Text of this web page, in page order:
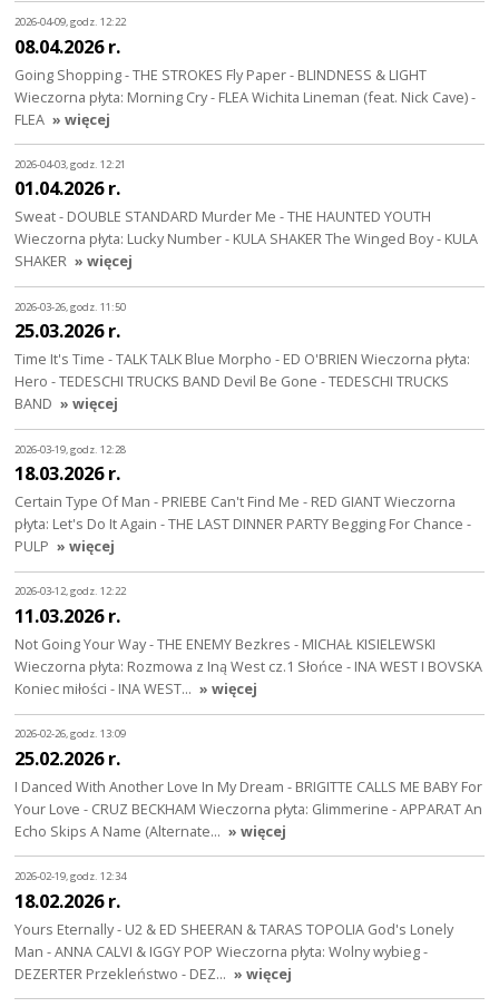
2026-04-09, godz. 12:22
08.04.2026 r.
Going Shopping - THE STROKES Fly Paper - BLINDNESS & LIGHT
Wieczorna płyta: Morning Cry - FLEA Wichita Lineman (feat. Nick Cave) -
FLEA » więcej
2026-04-03, godz. 12:21
01.04.2026 r.
Sweat - DOUBLE STANDARD Murder Me - THE HAUNTED YOUTH
Wieczorna płyta: Lucky Number - KULA SHAKER The Winged Boy - KULA
SHAKER » więcej
2026-03-26, godz. 11:50
25.03.2026 r.
Time It's Time - TALK TALK Blue Morpho - ED O'BRIEN Wieczorna płyta:
Hero - TEDESCHI TRUCKS BAND Devil Be Gone - TEDESCHI TRUCKS
BAND » więcej
2026-03-19, godz. 12:28
18.03.2026 r.
Certain Type Of Man - PRIEBE Can't Find Me - RED GIANT Wieczorna
płyta: Let's Do It Again - THE LAST DINNER PARTY Begging For Chance -
PULP » więcej
2026-03-12, godz. 12:22
11.03.2026 r.
Not Going Your Way - THE ENEMY Bezkres - MICHAŁ KISIELEWSKI
Wieczorna płyta: Rozmowa z Iną West cz.1 Słońce - INA WEST I BOVSKA
Koniec miłości - INA WEST… » więcej
2026-02-26, godz. 13:09
25.02.2026 r.
I Danced With Another Love In My Dream - BRIGITTE CALLS ME BABY For
Your Love - CRUZ BECKHAM Wieczorna płyta: Glimmerine - APPARAT An
Echo Skips A Name (Alternate… » więcej
2026-02-19, godz. 12:34
18.02.2026 r.
Yours Eternally - U2 & ED SHEERAN & TARAS TOPOLIA God's Lonely
Man - ANNA CALVI & IGGY POP Wieczorna płyta: Wolny wybieg -
DEZERTER Przekleństwo - DEZ… » więcej